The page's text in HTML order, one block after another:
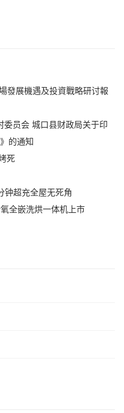
發展機遇及投資戰略研讨報
员会 城口县财政局关于印
的通知
死
钟超充全屋无死角
全嵌洗烘一体机上市